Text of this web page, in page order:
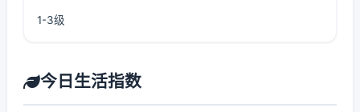
1-3级
今日生活指数